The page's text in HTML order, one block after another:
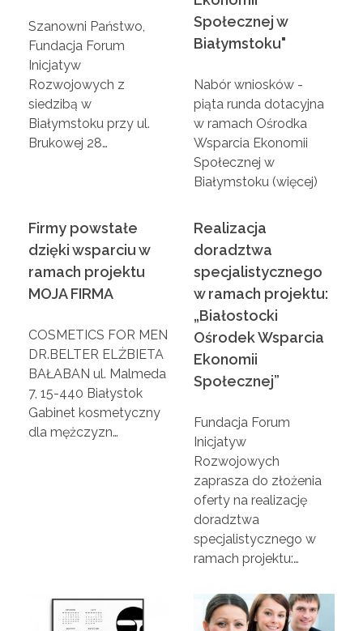
P
r
o
e
k
u
–
Szanowni Państwo,
Fundacja Forum
Inicjatyw
Rozwojowych z
siedzibą w
Białymstoku przy ul.
Brukowej 28…
Społecznej w
Białymstoku"
Nabór wniosków -
piąta runda dotacyjna
w ramach Ośrodka
Wsparcia Ekonomii
Społecznej w
Białymstoku (więcej)
Firmy powstałe
dzięki wsparciu w
ramach projektu
MOJA FIRMA
COSMETICS FOR MEN
DR.BELTER ELŻBIETA
BAŁABAN ul. Malmeda
7, 15-440 Białystok
Gabinet kosmetyczny
dla mężczyzn…
Realizacja
doradztwa
specjalistycznego
w ramach projektu:
„Białostocki
Ośrodek Wsparcia
Ekonomii
Społecznej”
Fundacja Forum
Inicjatyw
Rozwojowych
zaprasza do złożenia
oferty na realizację
doradztwa
specjalistycznego w
ramach projektu:…